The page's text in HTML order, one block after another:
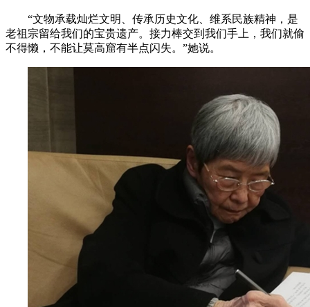
“文物承载灿烂文明、传承历史文化、维系民族精神，是
老祖宗留给我们的宝贵遗产。接力棒交到我们手上，我们就偷
不得懒，不能让莫高窟有半点闪失。”她说。